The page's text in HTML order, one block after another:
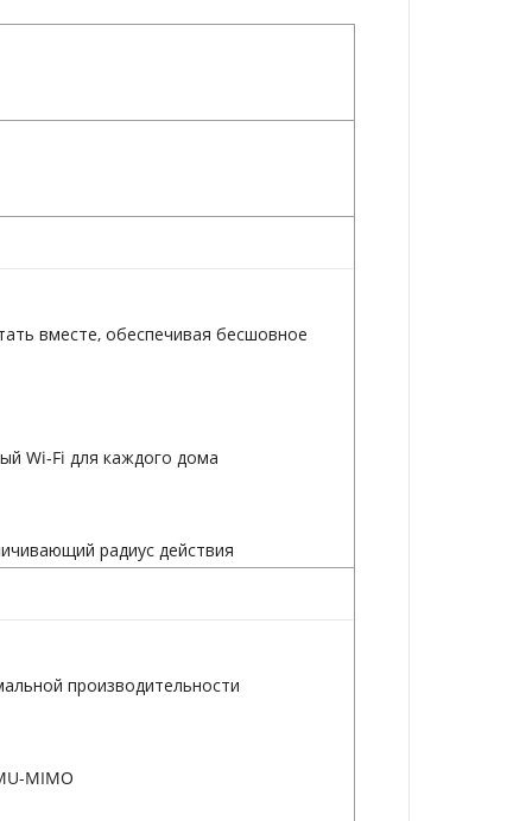
вместе, обеспечивая бесшовное
Wi‑Fi для каждого дома
радиус действия
производительности
MIMO